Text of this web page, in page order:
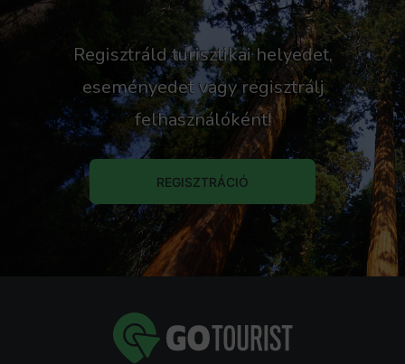
Regisztráld turisztikai helyedet,
eseményedet vagy regisztrálj
felhasználóként!
REGISZTRÁCIÓ